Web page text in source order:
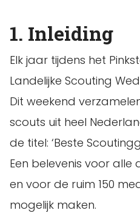
1. Inleiding
Elk jaar tijdens het
Landelijke Scouting
Dit weekend
scouts uit heel
de titel: ‘Beste
Een belevenis voor alle
en voor de ruim 150
mogelijk maken.